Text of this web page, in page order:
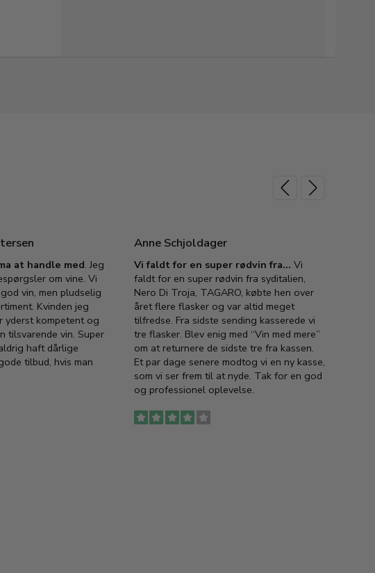
at handle med. Jeg
om vine. Vi
vin, men pludselig
Kvinden jeg
yderst kompetent og
tilsvarende vin. Super
haft dårlige
tilbud, hvis man
Anne Schjoldager
Vi faldt for en super rødvin fra… Vi
faldt for en super rødvin fra syditalien,
Nero Di Troja, TAGARO, købte hen over
året flere flasker og var altid meget
tilfredse. Fra sidste sending kasserede vi
tre flasker. Blev enig med “Vin med mere”
om at returnere de sidste tre fra kassen.
Et par dage senere modtog vi en ny kasse,
som vi ser frem til at nyde. Tak for en god
og professionel oplevelse.